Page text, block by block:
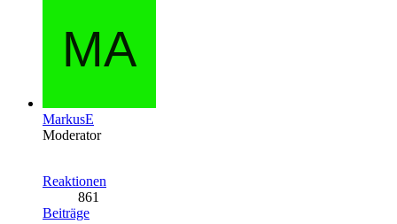
MarkusE
Moderator
Reaktionen
861
Beiträge